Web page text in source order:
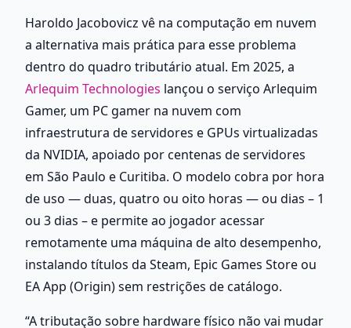
Haroldo Jacobovicz vê na computação em nuvem
a alternativa mais prática para esse problema
dentro do quadro tributário atual. Em 2025, a
Arlequim Technologies lançou o serviço Arlequim
Gamer, um PC gamer na nuvem com
infraestrutura de servidores e GPUs virtualizadas
da NVIDIA, apoiado por centenas de servidores
em São Paulo e Curitiba. O modelo cobra por hora
de uso — duas, quatro ou oito horas — ou dias – 1
ou 3 dias – e permite ao jogador acessar
remotamente uma máquina de alto desempenho,
instalando títulos da Steam, Epic Games Store ou
EA App (Origin) sem restrições de catálogo.
“A tributação sobre hardware físico não vai mudar